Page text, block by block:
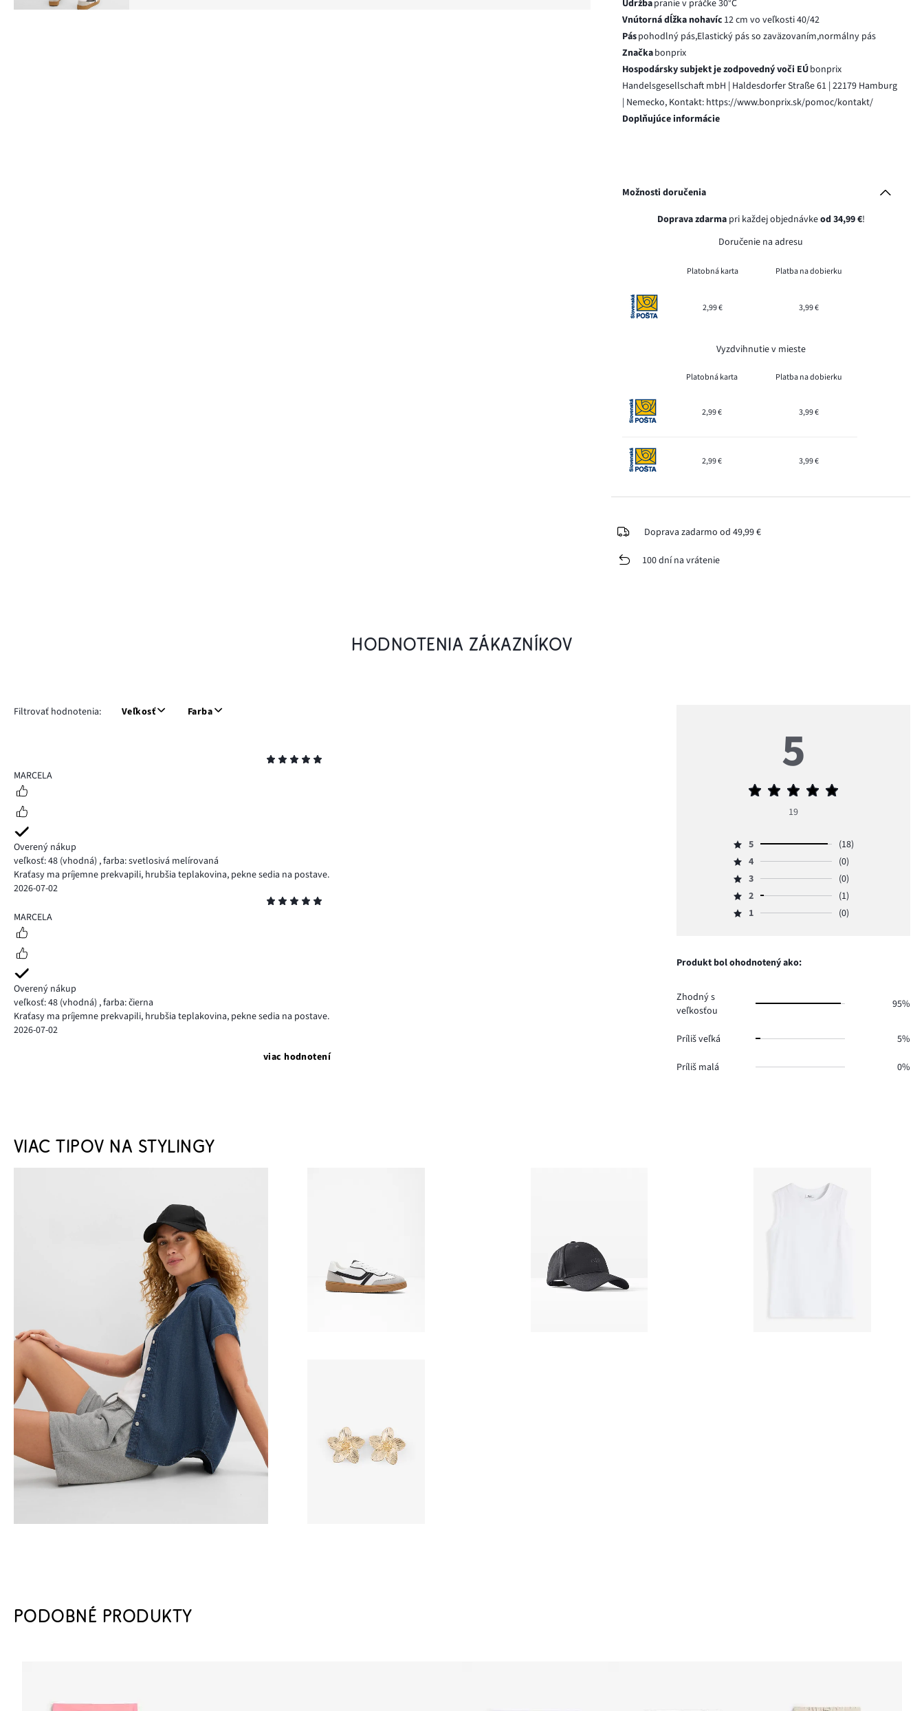
Údržbapranie v práčke 30°C
Vnútorná dĺžka nohavíc 12 cm vo veľkosti 40/42
Páspohodlný pás,Elastický pás so zaväzovaním,normálny pás
Značkabonprix
Hospodársky subjekt je zodpovedný voči EÚbonprix
Handelsgesellschaft mbH | Haldesdorfer Straße 61 | 22179 Hamburg
| Nemecko, Kontakt: https://www.bonprix.sk/pomoc/kontakt/
Doplňujúce informácie
Možnosti doručenia
Doprava zdarmapri každej objednávkeod 34,99 €!
Doručenie na adresu
Platobná karta Platba na dobierku
2,99 € 3,99 €
Vyzdvihnutie v mieste
Platobná karta Platba na dobierku
2,99 € 3,99 €
2,99 € 3,99 €
Doprava zadarmo od 49,99 €
100 dní na vrátenie
HODNOTENIA ZÁKAZNÍKOV
Filtrovať hodnotenia: Veľkosť Farba
5
MARCELA
Overený nákup
veľkosť: 48 (vhodná) ,farba: svetlosivá melírovaná
Kraťasy ma príjemne prekvapili, hrubšia teplakovina, pekne sedia na postave.
2026-07-02
5
MARCELA
Overený nákup
veľkosť: 48 (vhodná) ,farba: čierna
Kraťasy ma príjemne prekvapili, hrubšia teplakovina, pekne sedia na postave.
2026-07-02
viac hodnotení
5
Priemerné
5
19
Hodnotenie
5,
počet
hlasov
5
(18)
Hodnotenie
4,
počet
hlasov
4
(0)
Hodnotenie
3,
počet
3
(0)
Hodnotenie
2,
1.
2
(1)
Hodnotenie
hlasov
1 (0)
Produkt bol ohodnotený ako:
Zhodný s
veľkosťou
95%
Príliš veľká 5%
Príliš malá 0%
VIAC TIPOV NA STYLINGY
PODOBNÉ PRODUKTY